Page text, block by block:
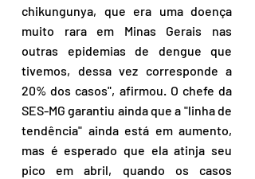
chikungunya, que era uma doença
muito rara em Minas Gerais nas
outras epidemias de dengue que
tivemos, dessa vez corresponde a
20% dos casos", afirmou. O chefe da
SES-MG garantiu ainda que a "linha de
tendência" ainda está em aumento,
mas é esperado que ela atinja seu
pico em abril, quando os casos